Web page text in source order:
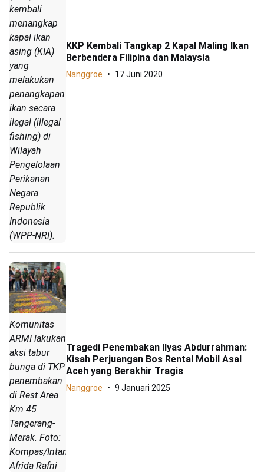
kembali
menangkap
kapal ikan
asing (KIA)
yang
melakukan
penangkapan
ikan secara
ilegal (illegal
fishing) di
Wilayah
Pengelolaan
Perikanan
Negara
Republik
Indonesia
(WPP-NRI).
KKP Kembali Tangkap 2 Kapal Maling Ikan
Berbendera Filipina dan Malaysia
Nanggroe 17 Juni 2020
Komunitas
ARMI lakukan
aksi tabur
bunga di TKP
penembakan
di Rest Area
Km 45
Tangerang-
Merak. Foto:
Kompas/Intan
Afrida Rafni
Tragedi Penembakan Ilyas Abdurrahman:
Kisah Perjuangan Bos Rental Mobil Asal
Aceh yang Berakhir Tragis
Nanggroe 9 Januari 2025